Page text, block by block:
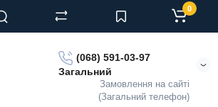
(068) 591-03-97
Загальний
Замовлення на сайті
(Загальний телефон)
0